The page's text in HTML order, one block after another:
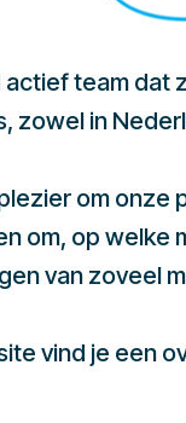
actief team
zowel in
om
om, op
van zoveel
vind je een